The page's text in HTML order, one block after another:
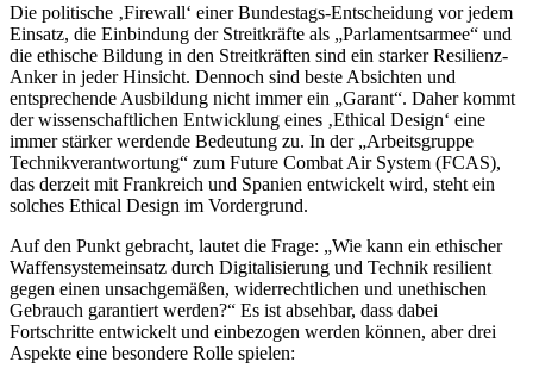
Die politische ‚Firewall‘ einer Bundestags-Entscheidung vor jedem
Einsatz, die Einbindung der Streitkräfte als „Parlamentsarmee“ und
die ethische Bildung in den Streitkräften sind ein starker Resilienz-
Anker in jeder Hinsicht. Dennoch sind beste Absichten und
entsprechende Ausbildung nicht immer ein „Garant“. Daher kommt
der wissenschaftlichen Entwicklung eines ‚Ethical Design‘ eine
immer stärker werdende Bedeutung zu. In der „Arbeitsgruppe
Technikverantwortung“ zum Future Combat Air System (FCAS),
das derzeit mit Frankreich und Spanien entwickelt wird, steht ein
solches Ethical Design im Vordergrund.
Auf den Punkt gebracht, lautet die Frage: „Wie kann ein ethischer
Waffensystemeinsatz durch Digitalisierung und Technik resilient
gegen einen unsachgemäßen, widerrechtlichen und unethischen
Gebrauch garantiert werden?“ Es ist absehbar, dass dabei
Fortschritte entwickelt und einbezogen werden können, aber drei
Aspekte eine besondere Rolle spielen: